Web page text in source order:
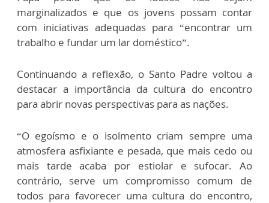
marginalizados e que os jovens possam contar
com iniciativas adequadas para “encontrar um
trabalho e fundar um lar doméstico”.
Continuando a reflexão, o Santo Padre voltou a
destacar a importância da cultura do encontro
para abrir novas perspectivas para as nações.
“O egoísmo e o isolmento criam sempre uma
atmosfera asfixiante e pesada, que mais cedo ou
mais tarde acaba por estiolar e sufocar. Ao
contrário, serve um compromisso comum de
todos para favorecer uma cultura do encontro,